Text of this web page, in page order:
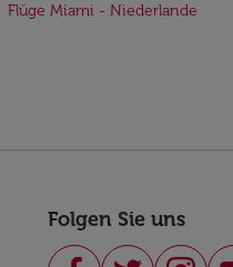
Flüge Miami - Niederlande
Folgen Sie uns